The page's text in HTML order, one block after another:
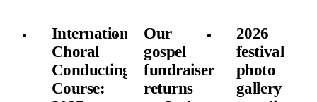
International
Choral
Conducting
Course:
Our
gospel
fundraiser
returns
2026
festival
photo
gallery